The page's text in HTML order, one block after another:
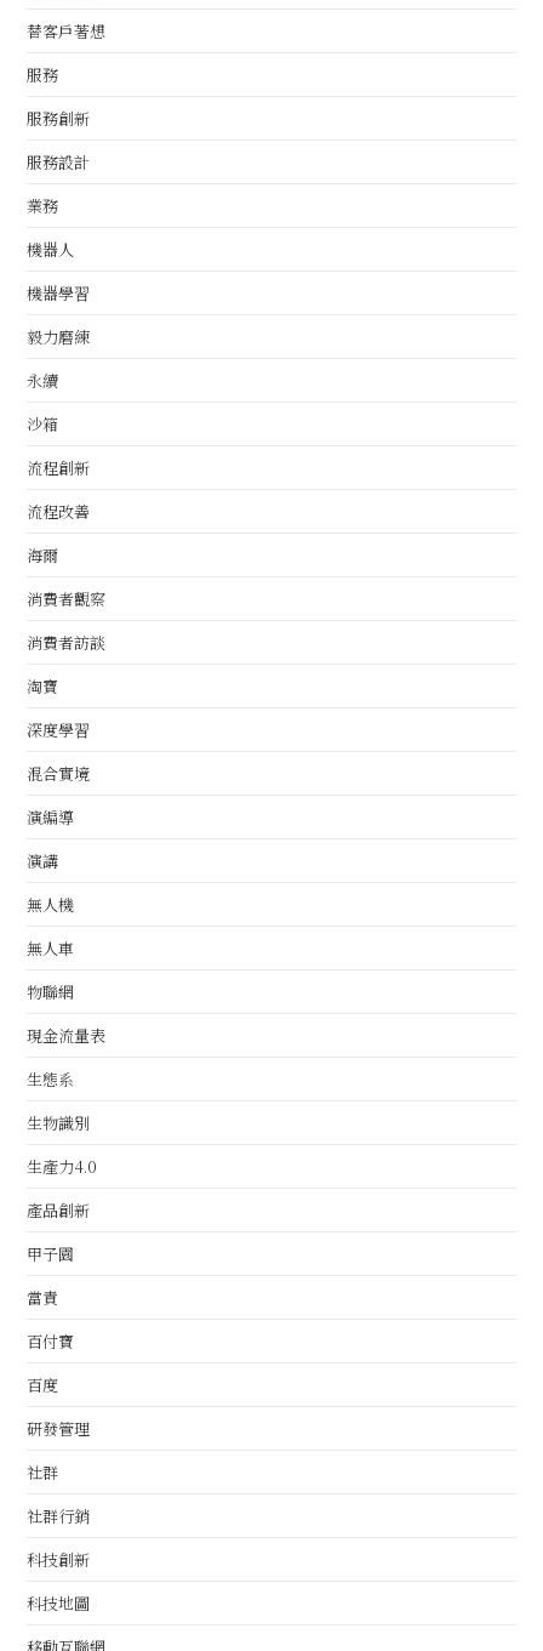
替客戶著想
服務
服務創新
服務設計
業務
機器人
機器學習
毅力磨練
永續
沙箱
流程創新
流程改善
海爾
消費者觀察
消費者訪談
淘寶
深度學習
混合實境
演編導
演講
無人機
無人車
物聯網
現金流量表
生態系
生物識別
生產力4.0
產品創新
甲子園
當責
百付寶
百度
研發管理
社群
社群行銷
科技創新
科技地圖